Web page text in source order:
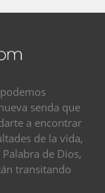
senda que
a encontrar
de la vida,
de Dios,
transitando